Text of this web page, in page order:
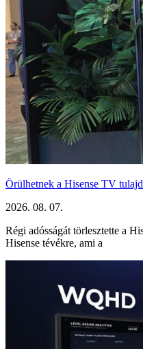
Örülhetnek a Hisense TV
2026. 08. 07.
Régi adósságát törlesztette a
Hisense tévékre, ami a